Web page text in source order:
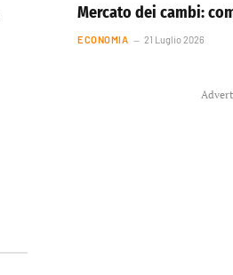
Mercato dei cambi:
ECONOMIA 21 Luglio 2026